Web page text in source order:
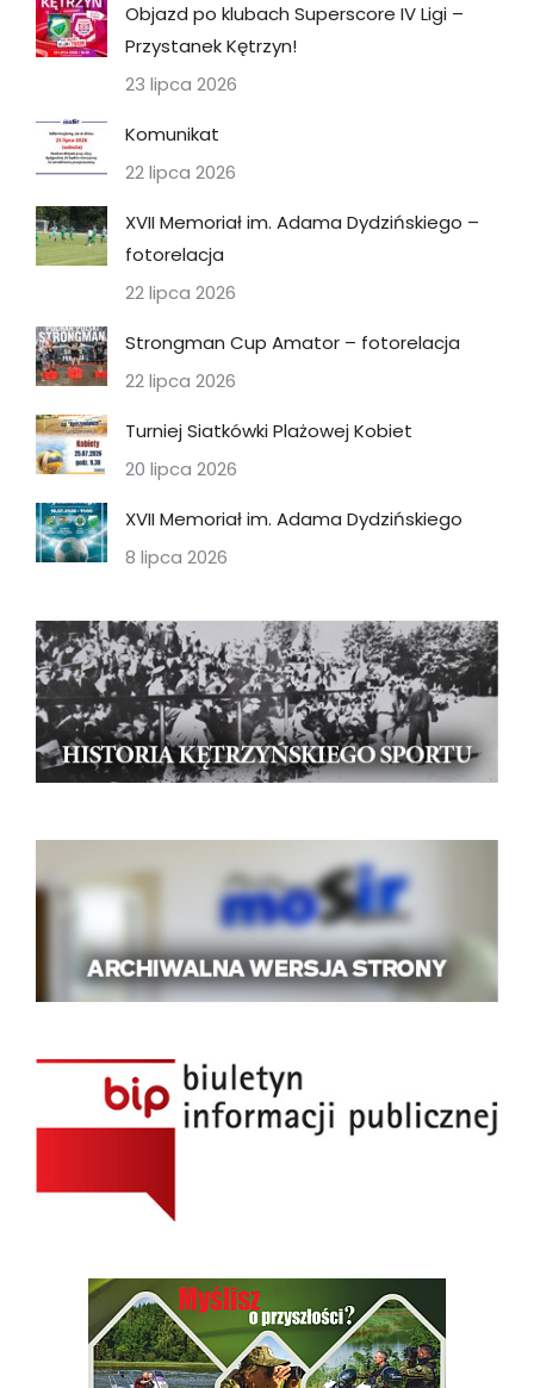
Objazd po klubach Superscore IV Ligi –
Przystanek Kętrzyn!
23 lipca 2026
Komunikat
22 lipca 2026
XVII Memoriał im. Adama Dydzińskiego –
fotorelacja
22 lipca 2026
Strongman Cup Amator – fotorelacja
22 lipca 2026
Turniej Siatkówki Plażowej Kobiet
20 lipca 2026
XVII Memoriał im. Adama Dydzińskiego
8 lipca 2026